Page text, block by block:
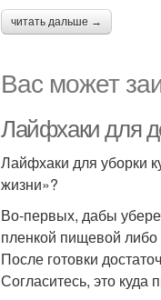
читать дальше →
Вас может
Лайфхаки для
Лайфхаки для уборки
жизни»?
Во-первых, дабы
пленкой пищевой либо
После готовки
Согласитесь, это